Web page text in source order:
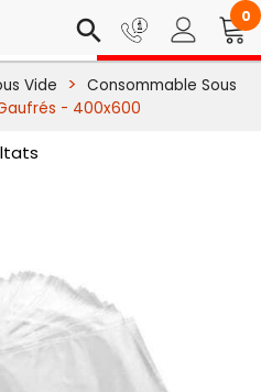
search 0
Vide
Consommable Sous
- 400x600